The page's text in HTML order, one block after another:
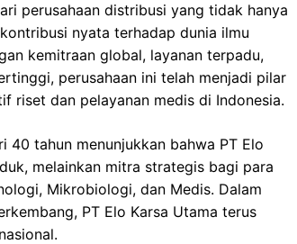
perusahaan distribusi yang tidak hanya
nyata terhadap dunia ilmu
kemitraan global, layanan terpadu,
perusahaan ini telah menjadi pilar
riset dan pelayanan medis di Indonesia.
40 tahun menunjukkan bahwa PT Elo
melainkan mitra strategis bagi para
Mikrobiologi, dan Medis. Dalam
PT Elo Karsa Utama terus